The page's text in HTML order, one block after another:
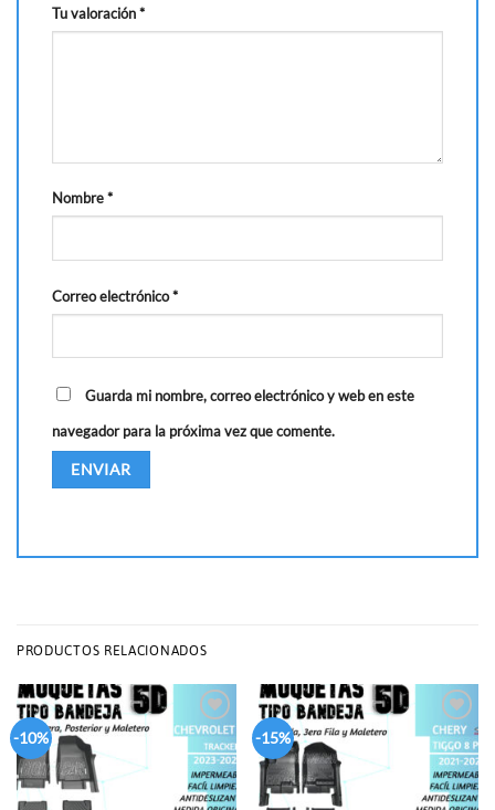
Tu valoración *
Nombre *
Correo electrónico*
Guarda mi nombre, correo electrónico y web en este
navegador para la próxima vez que comente.
PRODUCTOS RELACIONADOS
-10%
Add to
wishlist
-15%
Add to
wishlist